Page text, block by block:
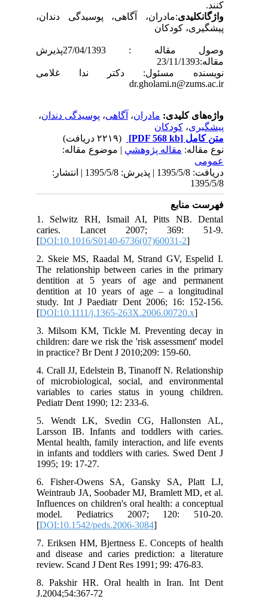
کنند.
واژگانکلیدی:مادران، آگاهی، پوسیدگی دندان،
پیشگیری، کودکان
وصول مقاله : 27/04/1393پذیرش
مقاله:23/11/1393
نویسنده مسئول:
دکتر ندا غلامی
dr.gholami.n@zums.ac.ir
واژه‌های کلیدی:مادران ،آگاهی،پوسیدگی دندان ،
پیشگیری،کودکان
متن کامل[PDF 568 kb]
نوع مقاله:مقاله پژوهشي| موضوع مقاله:
عمومى
دریافت: 1395/5/8 | پذیرش: 1395/5/8 | انتشار:
1395/5/8
فهرست منابع
1. Selwitz RH, Ismail AI, Pitts NB. Dental
caries. Lancet 2007; 369: 51-9.
[DOI:10.1016/S0140-6736(07)60031-2
2. Skeie MS, Raadal M, Strand GV, Espelid I.
The relationship between caries in the primary
dentition at 5 years of age and permanent
dentition at 10 years of age – a longitudinal
study. Int J Paediatr Dent 2006; 16: 152-156.
[DOI:10.1111/j.1365-263X.2006.00720.x
3. Milsom KM, Tickle M. Preventing decay in
children: dare we risk the 'risk assessment' model
in practice? Br Dent J 2010;209: 159-60.
4. Crall JJ, Edelstein B, Tinanoff N. Relationship
of microbiological, social, and environmental
variables to caries status in young children.
Pediatr Dent 1990; 12: 233-6.
5. Wendt LK, Svedin CG, Hallonsten AL,
Larsson IB. Infants and toddlers with caries.
Mental health, family interaction, and life events
in infants and toddlers with caries. Swed Dent J
1995; 19: 17-27.
6. Fisher-Owens SA, Gansky SA, Platt LJ,
Weintraub JA, Soobader MJ, Bramlett MD, et al.
Influences on children's oral health: a conceptual
model. Pediatrics 2007; 120: 510-20.
[DOI:10.1542/peds.2006-3084
7. Eriksen HM, Bjertness E. Concepts of health
and disease and caries prediction: a literature
review. Scand J Dent Res 1991; 99: 476-83.
8. Pakshir HR. Oral health in Iran. Int Dent
J.2004;54:367-72